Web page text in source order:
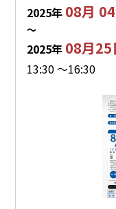
2025年 08月
〜
2025年 08月25
13:30 ～16:30